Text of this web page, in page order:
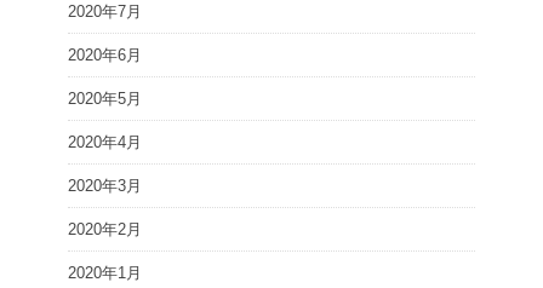
2020年7月
2020年6月
2020年5月
2020年4月
2020年3月
2020年2月
2020年1月